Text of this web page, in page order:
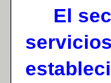
El